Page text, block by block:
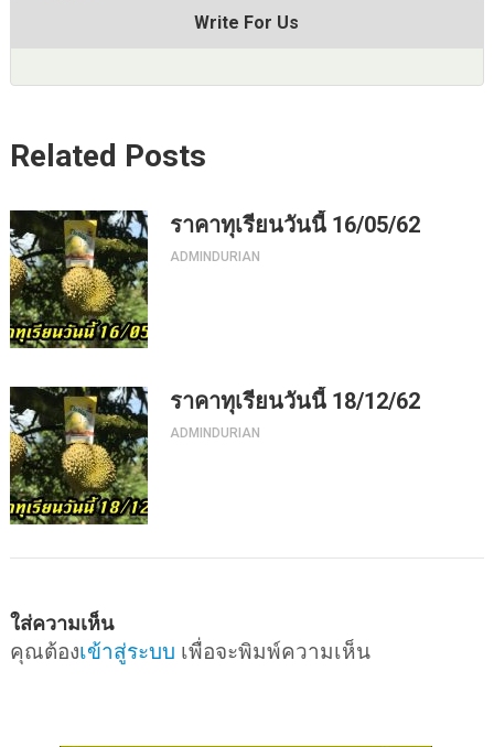
Write For Us
Related Posts
ราคาทุเรียนวันนี้ 16/05/62
ADMINDURIAN
ราคาทุเรียนวันนี้ 18/12/62
ADMINDURIAN
ใส่ความเห็น
คุณต้องเข้าสู่ระบบ เพื่อจะพิมพ์ความเห็น